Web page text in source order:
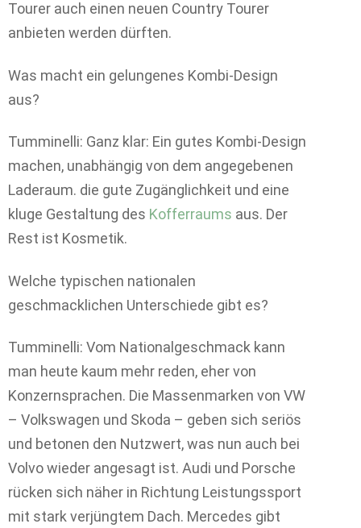
Tourer auch einen neuen Country Tourer
anbieten werden dürften.
Was macht ein gelungenes Kombi-Design
aus?
Tumminelli: Ganz klar: Ein gutes Kombi-Design
machen, unabhängig von dem angegebenen
Laderaum. die gute Zugänglichkeit und eine
kluge Gestaltung des Kofferraums aus. Der
Rest ist Kosmetik.
Welche typischen nationalen
geschmacklichen Unterschiede gibt es?
Tumminelli: Vom Nationalgeschmack kann
man heute kaum mehr reden, eher von
Konzernsprachen. Die Massenmarken von VW
– Volkswagen und Skoda – geben sich seriös
und betonen den Nutzwert, was nun auch bei
Volvo wieder angesagt ist. Audi und Porsche
rücken sich näher in Richtung Leistungssport
mit stark verjüngtem Dach. Mercedes gibt